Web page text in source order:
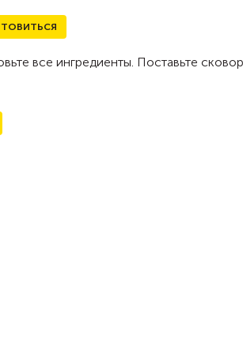
все ингредиенты. Поставьте